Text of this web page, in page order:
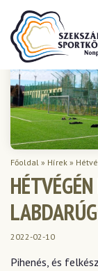
Főoldal » Hírek »
2022-02-10
Pihenés, és